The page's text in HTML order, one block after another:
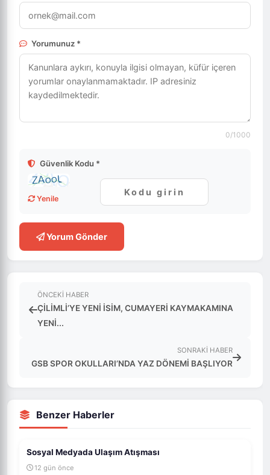
Yorumunuz *
0/1000
Güvenlik Kodu *
Yenile
Yorum Gönder
ÖNCEKI HABER
ÇİLİMLİ’YE YENİ İSİM, CUMAYERİ KAYMAKAMINA
YENİ...
SONRAKI HABER
GSB SPOR OKULLARI’NDA YAZ DÖNEMİ BAŞLIYOR
Benzer Haberler
Sosyal Medyada Ulaşım Atışması
12 gün önce